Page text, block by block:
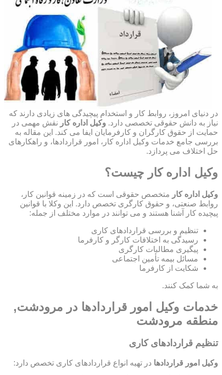
در دنیای امروز، روابط کار و استخدام پیچیدگی های زیادی دارند که
نیاز به دانش حقوقی تخصصی دارد. وکیل اداره کار نقش مهمی در
حمایت از حقوق کارگران و کارفرمایان ایفا می کند. این مقاله به
بررسی جامع خدمات وکیل اداره کار، امور قراردادها، و راهکارهای
حل اختلاف می پردازد.
وکیل اداره کار چیست؟
وکیل اداره کار متخصص حقوقی است که در زمینه قوانین کار،
روابط صنعتی، و حقوق کارگری تخصص دارد. این وکلا با قوانین
پیچیده کار آشنا هستند و می توانند در موارد مختلف از جمله:
تنظیم و بررسی قراردادهای کاری
رسیدگی به اختلافات کارگر و کارفرما
پیگیری مطالبات کارگری
مسائل بیمه تأمین اجتماعی
شکایت از کارفرما
به شما کمک کنند.
خدمات وکیل امور قراردادها در مرودشت,
منطقه مرودشت
تنظیم قراردادهای کاری
وکیل امور قراردادها در تهیه انواع قراردادهای کاری تخصص دارد: